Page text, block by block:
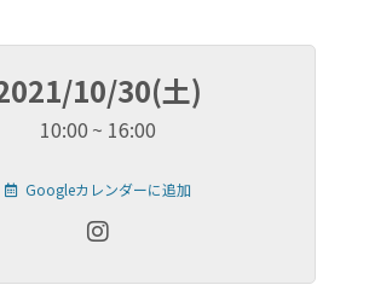
10/30(土)
10:00 16:00
Googleカレンダーに追加